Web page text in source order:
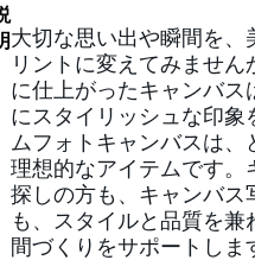
大切な思い出や瞬間を
リントに変えてみませ
に仕上がったキャンバ
にスタイリッシュな印
ムフォトキャンバスは
理想的なアイテムです。
探しの方も、キャンバス
も、スタイルと品質を
間づくりをサポートしま